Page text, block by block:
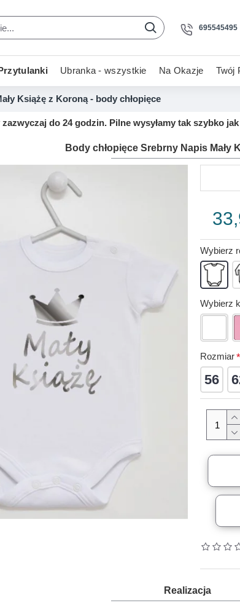
695545495
Ubranka - wszystkie Na Okazje Twój
Książę z Koroną - body chłopięce
zazwyczaj do 24 godzin. Pilne wysyłamy tak szybko
Body chłopięce Srebrny Napis Mały
Wybierz
Wybierz
Rozmiar
56
Realizacja